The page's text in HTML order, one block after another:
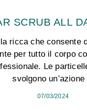
SCRUB ALL
ricca che consente
per tutto il corpo
Le
svolgono un’azione
07/03/2024